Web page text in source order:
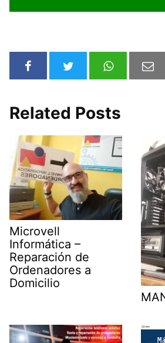
Related Posts
Microvell
Informática –
Reparación de
Ordenadores a
Domicilio